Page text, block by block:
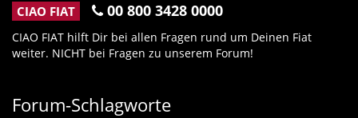
CIAO FIAT 00 800 3428 0000
CIAO FIAT hilft Dir bei allen Fragen rund um Deinen Fiat
weiter. NICHT bei Fragen zu unserem Forum!
Forum-Schlagworte